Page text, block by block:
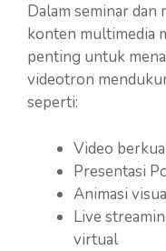
Dalam seminar dan
konten multimedia
penting untuk
videotron
seperti:
Video
Presentasi
Animasi
Live
virtual